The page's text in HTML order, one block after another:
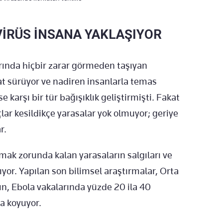
İNSANA YAKLAŞIYOR
hiçbir zarar görmeden taşıyan
sürüyor ve nadiren insanlarla temas
karşı bir tür bağışıklık geliştirmişti. Fakat
kesildikçe yarasalar yok olmuyor; geriye
zorunda kalan yarasaların salgıları ve
Yapılan son bilimsel araştırmalar, Orta
Ebola vakalarında yüzde 20 ila 40
koyuyor.